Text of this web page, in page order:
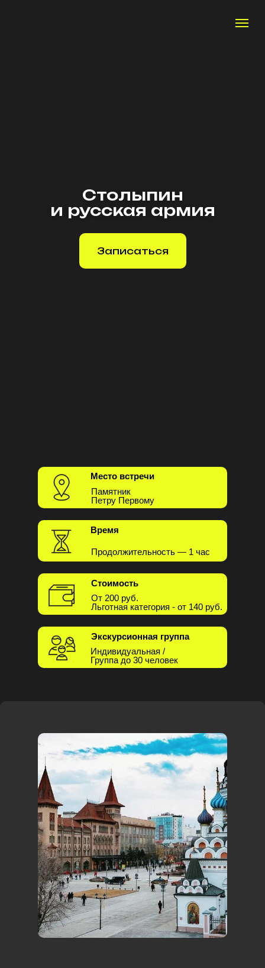
Столыпин
и русская армия
Записаться
Индивидуальная /
Группа до 30 человек
Экскурсионная группа
От 200 руб.
Льготная категория - от 140 руб.
Стоимость
Продолжительность — 1 час
Время
Памятник
Петру Первому
Место встречи